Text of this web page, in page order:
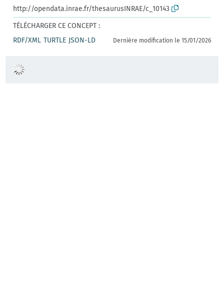
http://opendata.inrae.fr/thesaurusINRAE/c_10143
TÉLÉCHARGER CE CONCEPT :
RDF/XML TURTLE JSON-LD Dernière modification le 15/01/2026